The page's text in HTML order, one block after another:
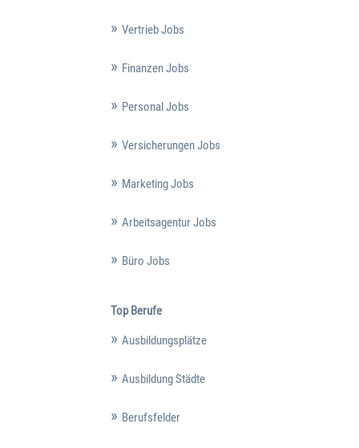
Vertrieb Jobs
Finanzen Jobs
Personal Jobs
Versicherungen Jobs
Marketing Jobs
Arbeitsagentur Jobs
Büro Jobs
Top Berufe
Ausbildungsplätze
Ausbildung Städte
Berufsfelder